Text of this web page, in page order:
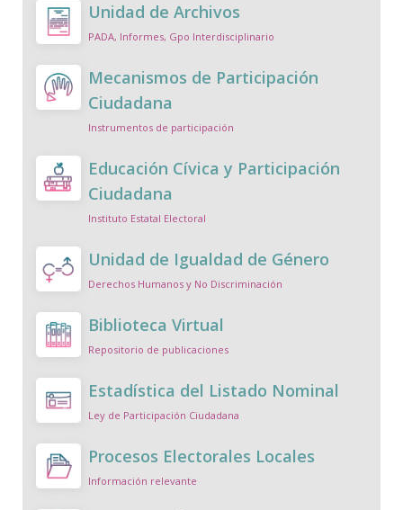
Unidad de Archivos
PADA, Informes, Gpo Interdisciplinario
Mecanismos de Participación
Ciudadana
Instrumentos de participación
Educación Cívica y Participación
Ciudadana
Instituto Estatal Electoral
Unidad de Igualdad de Género
Derechos Humanos y No Discriminación
Biblioteca Virtual
Repositorio de publicaciones
Estadística del Listado Nominal
Ley de Participación Ciudadana
Procesos Electorales Locales
Información relevante